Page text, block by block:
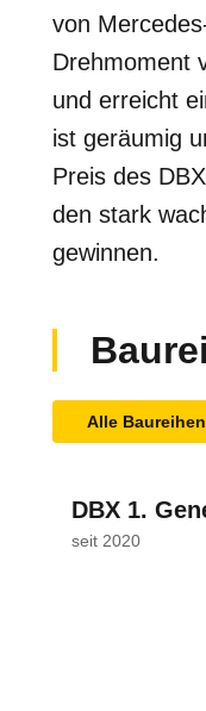
von
Drehmoment
und erreicht
ist geräumig
Preis des
den stark
gewinnen.
Alle Baureihen
DBX 1.
seit 2020